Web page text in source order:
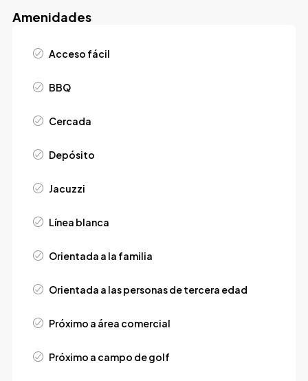
Amenidades
Acceso fácil
BBQ
Cercada
Depósito
Jacuzzi
Línea blanca
Orientada a la familia
Orientada a las personas de tercera edad
Próximo a área comercial
Próximo a campo de golf